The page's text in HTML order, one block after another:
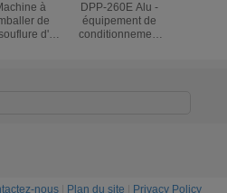
à
de
d'Alu
DPP-260E Alu -
équipement de
conditionnement
nous Plan du site Privacy Policy